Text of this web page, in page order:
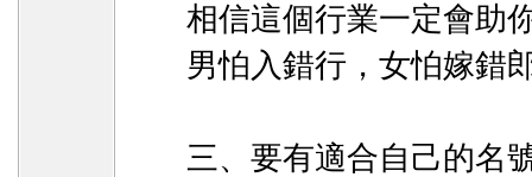
相信這個行業一定會助
男怕入錯行，女怕嫁錯
三、要有適合自己的名